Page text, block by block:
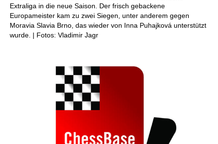
Extraliga in die neue Saison. Der frisch gebackene
Europameister kam zu zwei Siegen, unter anderem gegen
Moravia Slavia Brno, das wieder von Inna Puhajková unterstützt
wurde. | Fotos: Vladimir Jagr